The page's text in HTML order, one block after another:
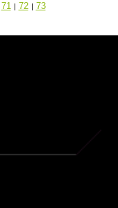
71 | 72 | 73